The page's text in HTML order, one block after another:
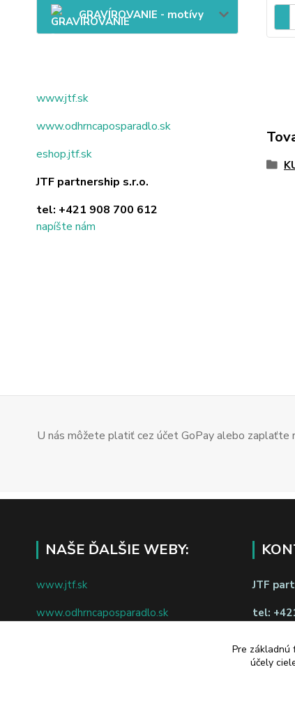
GRAVÍROVANIE - motívy
www.jtf.sk
www.odhrncaposparadlo.sk
eshop.jtf.sk
JTF partnership s.r.o.
tel: +421 908 700 612
napíšte nám
U nás môžete platiť cez účet GoPay alebo zaplaťte
NAŠE ĎALŠIE WEBY:
www.jtf.sk
www.odhrncaposparadlo.sk
JTF
tel:
napíšte
Pre základnú
účely